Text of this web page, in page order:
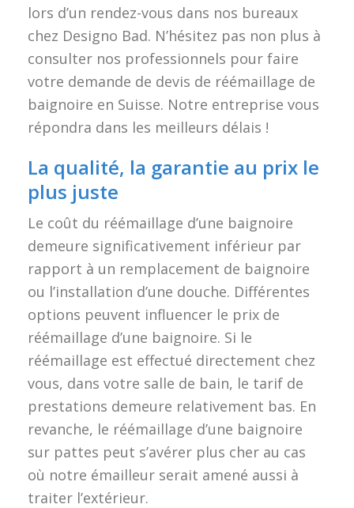
lors d’un rendez-vous dans nos bureaux
chez Designo Bad. N’hésitez pas non plus à
consulter nos professionnels pour faire
votre demande de devis de réémaillage de
baignoire en Suisse. Notre entreprise vous
répondra dans les meilleurs délais !
La qualité, la garantie au prix le
plus juste
Le coût du réémaillage d’une baignoire
demeure significativement inférieur par
rapport à un remplacement de baignoire
ou l’installation d’une douche. Différentes
options peuvent influencer le prix de
réémaillage d’une baignoire. Si le
réémaillage est effectué directement chez
vous, dans votre salle de bain, le tarif de
prestations demeure relativement bas. En
revanche, le réémaillage d’une baignoire
sur pattes peut s’avérer plus cher au cas
où notre émailleur serait amené aussi à
traiter l’extérieur.